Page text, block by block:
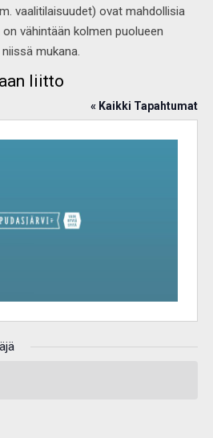
vaalitilaisuudet) ovat mahdollisia
vähintään kolmen puolueen
mukana.
liitto
« Kaikki Tapahtumat